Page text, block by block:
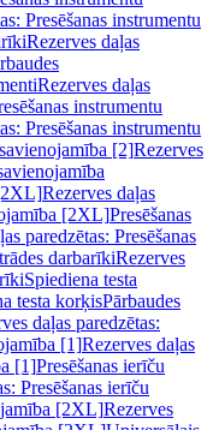
Presēšanas instrumentu
Rezerves daļas
Rezerves daļas
instrumentu
Presēšanas instrumentu
[2]Rezerves
Rezerves daļas
[2XL]Presēšanas
paredzētas: Presēšanas
darbarīkiRezerves
Spiediena testa
testa korķisPārbaudes
daļas paredzētas:
[1]Rezerves daļas
[1]Presēšanas ierīču
Presēšanas ierīču
[2XL]Rezerves